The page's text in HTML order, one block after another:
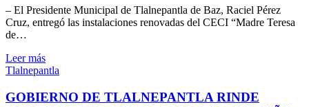
– El Presidente Municipal de Tlalnepantla de Baz, Raciel Pérez
Cruz, entregó las instalaciones renovadas del CECI “Madre Teresa
de…
Leer más
Tlalnepantla
GOBIERNO DE TLALNEPANTLA RINDE